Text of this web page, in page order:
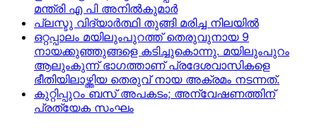
മന്ത്രി എ പി അനില്‍കുമാര്‍
പ്ലസ്ടു വിദ്യാർത്ഥി തുങ്ങി മരിച്ച നിലയിൽ
ഒറ്റപ്പാലം മയിലുംപുറത്ത് തെരുവുനായ 9
നായക്കുഞ്ഞുങ്ങളെ കടിച്ചുകൊന്നു. മയിലുംപുറം
ആലുംകുന്ന് ഭാഗത്താണ് പ്രദേശവാസികളെ
ഭീതിയിലാഴ്ത്തിയ തെരുവ് നായ അക്രമം നടന്നത്.
കുറ്റിപ്പുറം ബസ് അപകടം; അന്വേഷണത്തിന്
പ്രത്യേക സംഘം